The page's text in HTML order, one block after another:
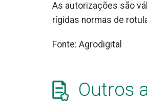
As autorizações são
rígidas normas de
Fonte: Agrodigital
Outros